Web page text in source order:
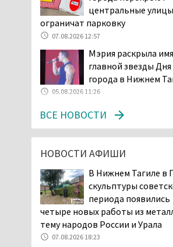
отношении «Водоканала-НТ»
отсутствия холодной воды
06.08.2026 15:42
Двое детей
при сходе трамвая с
рельсов в Нижнем
06.08.2026 14:25
Правительство РФ
разрешило
и продажу бензина
«Евро-2», в котором содержание
«Евро-5». Это опасно для
повышает износ автомобиля
06.08.2026 13:53
В Детской городской
больнице № 3
центральные
ограничат парковку
07.08.2026 12:57
Мэрия раскрыла имя
главной звезды Дня
города в Нижнем
05.08.2026 11:26
ВСЕ НОВОСТИ
НОВОСТИ АФИШИ
В Нижнем Тагиле в
скульптуры
периода появились
четыре новых работы из
тему народов России и Урала
07.08.2026 18:23